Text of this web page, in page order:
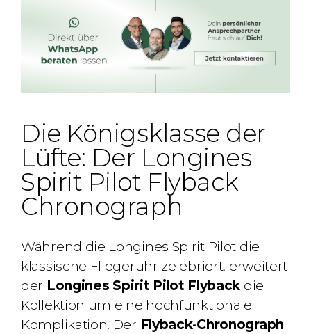
Die Königsklasse der
Lüfte: Der Longines
Spirit Pilot Flyback
Chronograph
Während die Longines Spirit Pilot die
klassische Fliegeruhr zelebriert, erweitert
der Longines Spirit Pilot Flyback die
Kollektion um eine hochfunktionale
Komplikation. Der Flyback-Chronograph